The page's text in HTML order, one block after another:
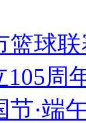
篮球
105周
节·端